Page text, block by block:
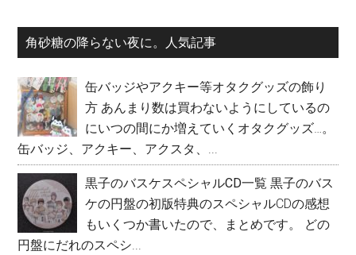
る
っ
最
の
サ
イ
ド
バ
ー
角砂糖の降らない夜に。人気記事
缶バッジやアクキー等オタクグッズの飾り
方 あんまり数は買わないようにしているの
にいつの間にか増えていくオタクグッズ…。
缶バッジ、アクキー、アクスタ、...
黒子のバスケスペシャルCD一覧 黒子のバス
ケの円盤の初版特典のスペシャルCDの感想
もいくつか書いたので、まとめです。 どの
円盤にだれのスペシ...